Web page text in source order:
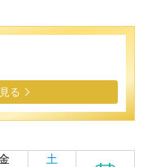
る
土